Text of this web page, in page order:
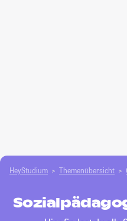
HeyStudium Themenübersicht